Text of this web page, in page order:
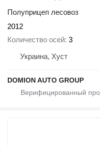
Полуприцеп лесовоз
2012
Количество осей 3
Украина, Хуст
DOMION AUTO GROUP